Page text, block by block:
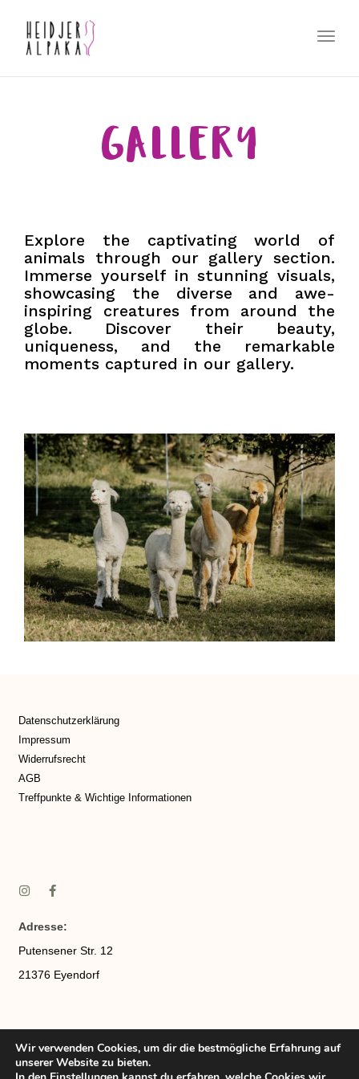
GALLERY
Explore the captivating world of
animals through our gallery section.
Immerse yourself in stunning visuals,
showcasing the diverse and awe-
inspiring creatures from around the
globe. Discover their beauty,
uniqueness, and the remarkable
moments captured in our gallery.
Telefonnummer:017670498938
Adresse:
Putensener Str. 12
21376 Eyendorf
Datenschutzerklärung
Impressum
Widerrufsrecht
AGB
Treffpunkte & Wichtige Informationen
Wir verwenden Cookies, um dir die bestmögliche Erfahrung auf
unserer Website zu bieten.